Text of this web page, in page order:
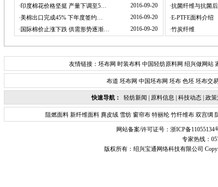
·印度棉花价格坚挺 产量下调至5…
2016-09-20
·美棉出口完成45% 下年度签约…
2016-09-20
· 国际棉价止涨下跌 供需形势逐渐… 2016-09-20
·抗菌纤维与抗菌
·E-PTFE面料介绍
·竹炭纤维
友情链接： 坯布网 时装布料 中国轻纺原料网 绍兴做网站
布道 坯布网 中国坯布网 坯布 色坯 坯布交
快速导航： 轻纺新闻 原料信息 科技动态| 政
阻燃面料新纤维面料麂皮绒雪纺窗帘布特丽纶竹纤维布双宫绸
网站备案/许可证号： 浙ICP备11055134
专家热线：
版权所有： 绍兴宝通网络科技有限公司